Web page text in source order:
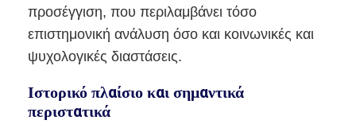
προσέγγιση, που περιλαμβάνει τόσο
επιστημονική ανάλυση όσο και κοινωνικές και
ψυχολογικές διαστάσεις.
Ιστορικό πλαίσιο και σημαντικά
περιστατικά